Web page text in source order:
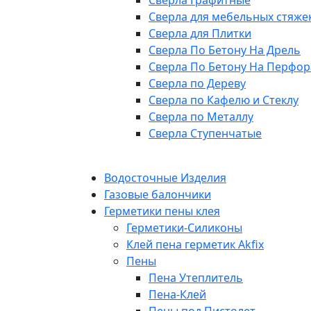
Сверла для мебельных
Сверла для Плитки
Сверла По Бетону На Дрель
Сверла По Бетону На
Сверла по Дереву
Сверла по Кафелю и Стеклу
Сверла по Металлу
Сверла Ступенчатые
Водосточные Изделия
Газовые балончики
Герметики пены клея
Герметики-Силиконы
Клей пена герметик Akfix
Пены
Пена Утеплитель
Пена-Клей